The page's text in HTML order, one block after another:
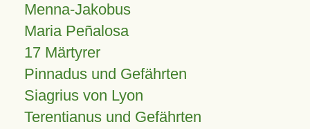
Menna-Jakobus
Maria Peñalosa
17 Märtyrer
Pinnadus und Gefährten
Siagrius von Lyon
Terentianus und Gefährten